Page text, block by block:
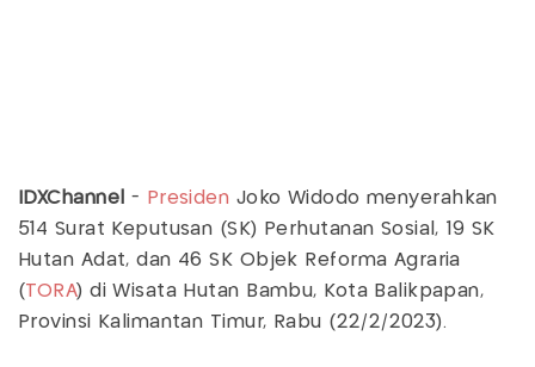
IDXChannel - Presiden Joko Widodo menyerahkan
514 Surat Keputusan (SK) Perhutanan Sosial, 19 SK
Hutan Adat, dan 46 SK Objek Reforma Agraria
(TORA) di Wisata Hutan Bambu, Kota Balikpapan,
Provinsi Kalimantan Timur, Rabu (22/2/2023).